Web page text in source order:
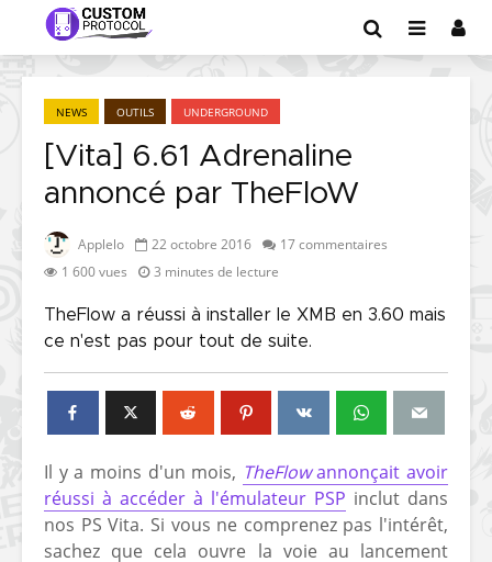
NEWS OUTILS UNDERGROUND
[Vita] 6.61 Adrenaline
annoncé par TheFloW
Applelo 22 octobre 2016
17 commentaires
1 600 vues
3 minutes de lecture
TheFlow a réussi à installer le XMB en 3.60 mais
ce n'est pas pour tout de suite.
Il y a moins d'un mois, TheFlowannonçait avoir
réussi à accéder à l'émulateur PSP inclut dans
nos PS Vita. Si vous ne comprenez pas l'intérêt,
sachez que cela ouvre la voie au lancement